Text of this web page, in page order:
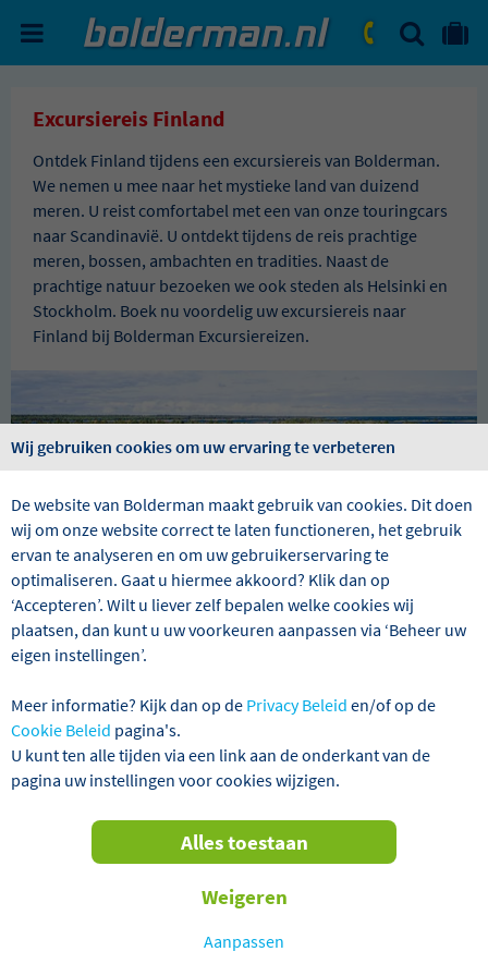
ma. - vr.: 09:00 - 17:30
ZOEKEN
Excursiereis Finland
Ontdek Finland tijdens een excursiereis van Bolderman.
We nemen u mee naar het mystieke land van duizend
meren. U reist comfortabel met een van onze touringcars
naar Scandinavië. U ontdekt tijdens de reis prachtige
meren, bossen, ambachten en tradities. Naast de
prachtige natuur bezoeken we ook steden als Helsinki en
Stockholm. Boek nu voordelig uw excursiereis naar
Finland bij Bolderman Excursiereizen.
Wij hebben 1 reizen gevonden
Finland Excursiereizen Alles
Verder filteren
VERTREKGARANTIES!
Wij gebruiken cookies om uw ervaring te verbeteren
De website van Bolderman maakt gebruik van cookies. Dit doen
wij om onze website correct te laten functioneren, het gebruik
ervan te analyseren en om uw gebruikerservaring te
optimaliseren. Gaat u hiermee akkoord? Klik dan op
‘Accepteren’. Wilt u liever zelf bepalen welke cookies wij
plaatsen, dan kunt u uw voorkeuren aanpassen via ‘Beheer uw
eigen instellingen’.
Meer informatie? Kijk dan op de Privacy Beleid en/of op de
Cookie Beleid pagina's.
U kunt ten alle tijden via een link aan de onderkant van de
pagina uw instellingen voor cookies wijzigen.
Aanpassen
Weigeren
Alles toestaan